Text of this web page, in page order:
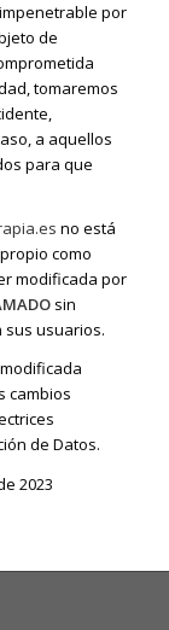
por
de
tomaremos
a aquellos
para que
no está
como
modificada por
sin
sus usuarios.
cambios
de Datos.
2023